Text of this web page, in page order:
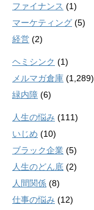
ファイナンス (1)
マーケティング (5)
経営 (2)
ヘミシンク (1)
メルマガ倉庫 (1,289)
緑内障 (6)
人生の悩み (111)
いじめ (10)
ブラック企業 (5)
人生のどん底 (2)
人間関係 (8)
仕事の悩み (12)